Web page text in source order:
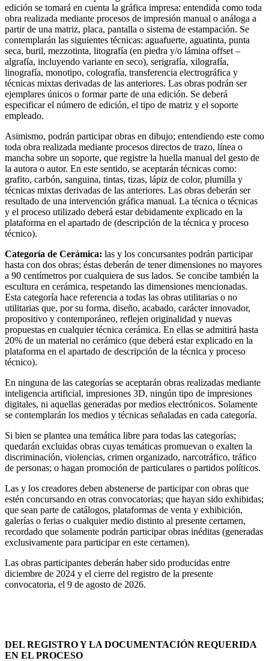
edición se tomará en cuenta la gráfica impresa: entendida como toda
obra realizada mediante procesos de impresión manual o análoga a
partir de una matriz, placa, pantalla o sistema de estampación. Se
contemplarán las siguientes técnicas: aguafuerte, aguatinta, punta
seca, buril, mezzotinta, litografía (en piedra y/o lámina offset –
algrafía, incluyendo variante en seco), serigrafía, xilografía,
linografía, monotipo, colografía, transferencia electrográfica y
técnicas mixtas derivadas de las anteriores. Las obras podrán ser
ejemplares únicos o formar parte de una edición. Se deberá
especificar el número de edición, el tipo de matriz y el soporte
empleado.
Asimismo, podrán participar obras en dibujo; entendiendo este como
toda obra realizada mediante procesos directos de trazo, línea o
mancha sobre un soporte, que registre la huella manual del gesto de
la autora o autor. En este sentido, se aceptarán técnicas como:
grafito, carbón, sanguina, tintas, tizas, lápiz de color, plumilla y
técnicas mixtas derivadas de las anteriores. Las obras deberán ser
resultado de una intervención gráfica manual. La técnica o técnicas
y el proceso utilizado deberá estar debidamente explicado en la
plataforma en el apartado de (descripción de la técnica y proceso
técnico).
Categoría de Cerámica: las y los concursantes podrán participar
hasta con dos obras; éstas deberán de tener dimensiones no mayores
a 90 centímetros por cualquiera de sus lados. Se concibe también la
escultura en cerámica, respetando las dimensiones mencionadas.
Esta categoría hace referencia a todas las obras utilitarias o no
utilitarias que, por su forma, diseño, acabado, carácter innovador,
propositivo y contemporáneo, reflejen originalidad y nuevas
propuestas en cualquier técnica cerámica. En ellas se admitirá hasta
20% de un material no cerámico (que deberá estar explicado en la
plataforma en el apartado de descripción de la técnica y proceso
técnico).
En ninguna de las categorías se aceptarán obras realizadas mediante
inteligencia artificial, impresiones 3D, ningún tipo de impresiones
digitales, ni aquellas generadas por medios electrónicos. Solamente
se contemplarán los medios y técnicas señaladas en cada categoría.
Si bien se plantea una temática libre para todas las categorías;
quedarán excluidas obras cuyas temáticas promuevan o exalten la
discriminación, violencias, crimen organizado, narcotráfico, tráfico
de personas; o hagan promoción de particulares o partidos políticos.
Las y los creadores deben abstenerse de participar con obras que
estén concursando en otras convocatorias; que hayan sido exhibidas;
que sean parte de catálogos, plataformas de venta y exhibición,
galerías o ferias o cualquier medio distinto al presente certamen,
recordado que solamente podrán participar obras inéditas (generadas
exclusivamente para participar en este certamen).
Las obras participantes deberán haber sido producidas entre
diciembre de 2024 y el cierre del registro de la presente
convocatoria, el 9 de agosto de 2026.
DEL REGISTRO Y LA DOCUMENTACIÓN REQUERIDA
EN EL PROCESO